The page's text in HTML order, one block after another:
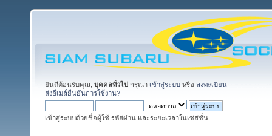
ยินดีต้อนรับคุณ, บุคคลทั่วไป กรุณา เข้าสู่ระบบ หรือ ลงทะเบียน
ส่งอีเมล์ยืนยันการใช้งาน?
เข้าสู่ระบบด้วยชื่อผู้ใช้ รหัสผ่าน และระยะเวลาในเซสชั่น